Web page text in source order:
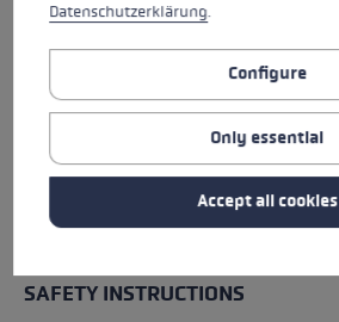
ALL FEATURES
SAFETY INSTRUCTIONS
Datenschutzerklärung.
Configure
Only essential
Accept all cookies